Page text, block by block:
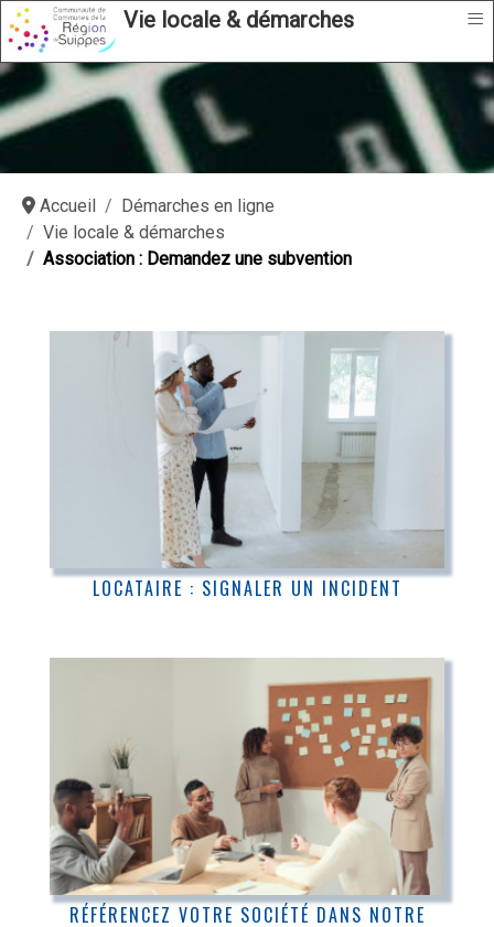
Vie locale & démarches ≡
Accueil
Démarches en ligne
Vie locale & démarches
Association : Demandez une subvention
LOCATAIRE : SIGNALER UN INCIDENT
RÉFÉRENCEZ VOTRE SOCIÉTÉ DANS NOTRE